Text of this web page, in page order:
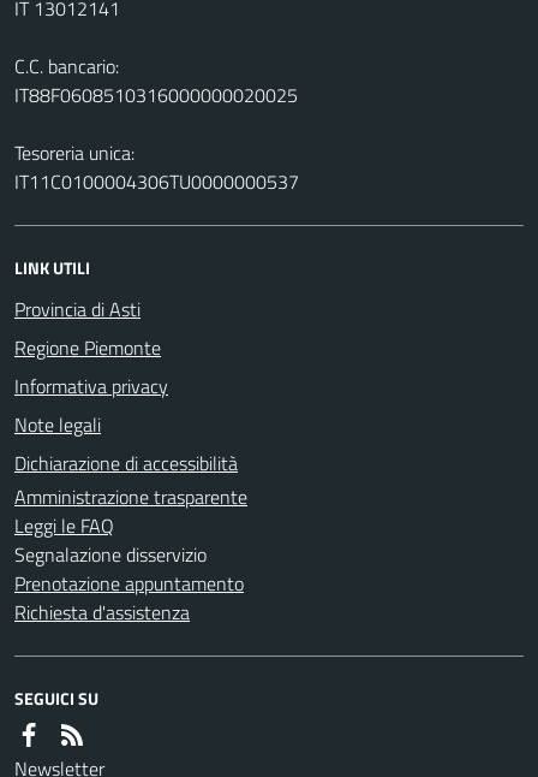
IT 13012141
C.C. bancario:
IT88F0608510316000000020025
Tesoreria unica:
IT11C0100004306TU0000000537
LINK UTILI
Provincia di Asti
Regione Piemonte
Informativa privacy
Note legali
Dichiarazione di accessibilità
Amministrazione trasparente
Leggi le FAQ
Segnalazione disservizio
Prenotazione appuntamento
Richiesta d'assistenza
SEGUICI SU
Newsletter